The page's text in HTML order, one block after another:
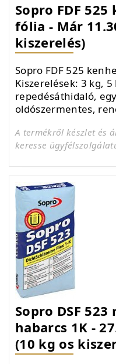
Sopro FDF
fólia - Már
kiszerelés)
Sopro FDF 525
Kiszerelések: 3 kg,
repedésáthidaló,
oldószermentes,
A termékről készlet és
keresse
Sopro DSF
habarcs 1K -
(10 kg os